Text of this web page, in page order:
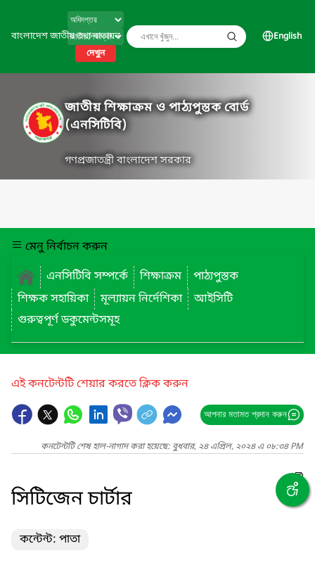
বাংলাদেশ জাতীয় তথ্য বাতায়ন
দেখুন
English
জাতীয় শিক্ষাক্রম ও পাঠ্যপুস্তক বোর্ড
(এনসিটিবি)
গণপ্রজাতন্ত্রী বাংলাদেশ সরকার
মেনু নির্বাচন করুন
এনসিটিবি সম্পর্কে
শিক্ষাক্রম
পাঠ্যপুস্তক
শিক্ষক সহায়িকা
মূল্যায়ন নির্দেশিকা
আইসিটি
গুরুত্বপূর্ণ ডকুমেন্টসমূহ
এই কনটেন্টটি শেয়ার করতে ক্লিক করুন
আপনার মতামত প্রদান করুন
কনটেন্টটি শেষ হাল-নাগাদ করা হয়েছে: বুধবার, ২৪ এপ্রিল, ২০২৪ এ ০৮:৩৪ PM
সিটিজেন চার্টার
কন্টেন্ট: পাতা